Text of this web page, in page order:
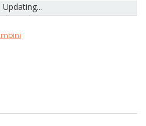
Updating...